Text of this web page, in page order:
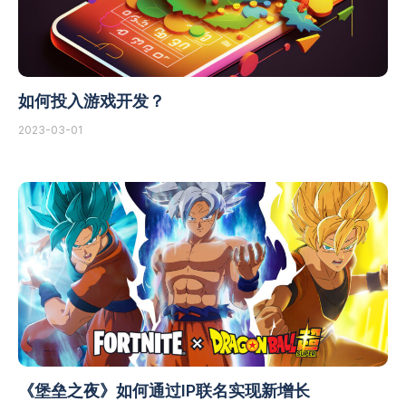
如何投入游戏开发？
2023-03-01
《堡垒之夜》如何通过IP联名实现新增长